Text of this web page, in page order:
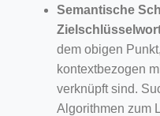
Semantische
dem obigen
kontextbezogen
verknüpft sind.
Algorithmen zum